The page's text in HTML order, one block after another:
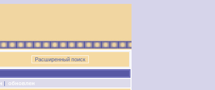
| обновлен